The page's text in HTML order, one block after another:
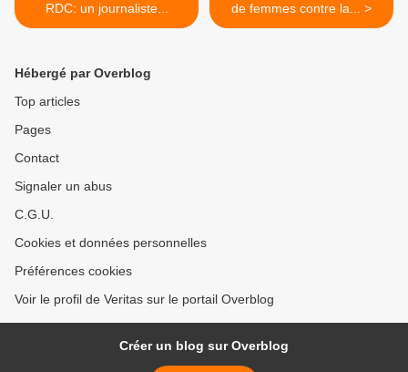
RDC: un journaliste...
de femmes contre la... >
Hébergé par Overblog
Top articles
Pages
Contact
Signaler un abus
C.G.U.
Cookies et données personnelles
Préférences cookies
Voir le profil de Veritas sur le portail Overblog
Créer un blog sur Overblog